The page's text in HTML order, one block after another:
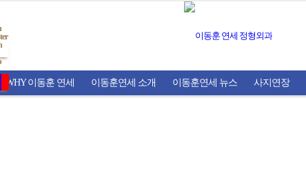
WHY 이동훈 연세 이동훈연세 소개 이동훈연세 뉴스 사지연장